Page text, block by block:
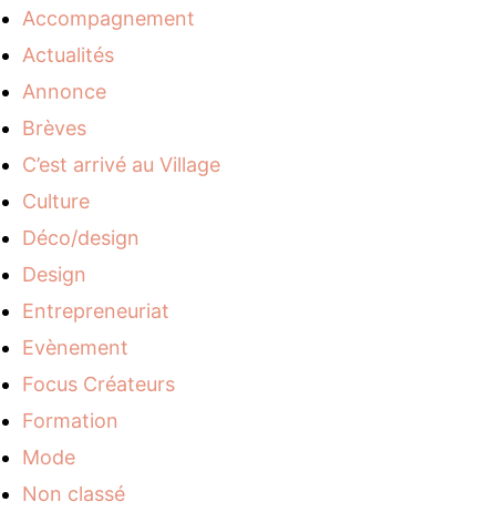
Accompagnement
Actualités
Annonce
Brèves
C’est arrivé au Village
Culture
Déco/design
Design
Entrepreneuriat
Evènement
Focus Créateurs
Formation
Mode
Non classé